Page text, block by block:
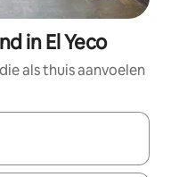
in El Yeco
als thuis aanvoelen
zijn, maak je een keuze